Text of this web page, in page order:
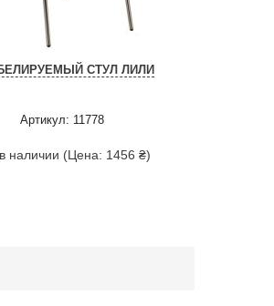
СТУЛ ЛИЛИ
Артикул: 11778
наличии (Цена: 1456 ₴)